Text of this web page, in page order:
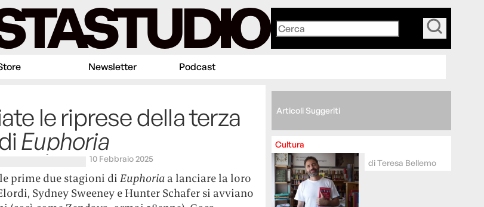
Newsletter Podcast
le riprese della terza
Euphoria
10 Febbraio 2025
prime due stagioni di Euphoriaa lanciare la loro
Sydney Sweeney e Hunter Schafer si avviano
Articoli Suggeriti
Cultura
diTeresa Bellemo